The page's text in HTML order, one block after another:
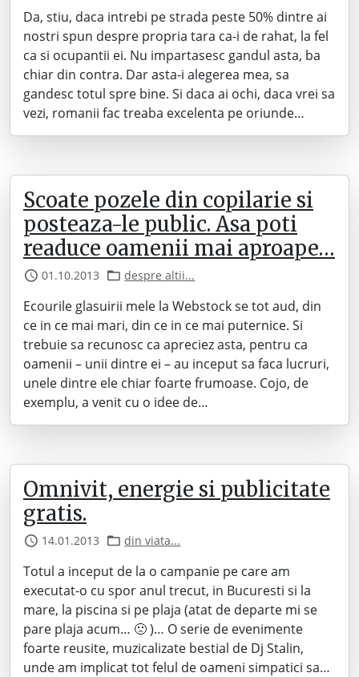
Da, stiu, daca intrebi pe strada peste 50% dintre ai
nostri spun despre propria tara ca-i de rahat, la fel
ca si ocupantii ei. Nu impartasesc gandul asta, ba
chiar din contra. Dar asta-i alegerea mea, sa
gandesc totul spre bine. Si daca ai ochi, daca vrei sa
vezi, romanii fac treaba excelenta pe oriunde…
Scoate pozele din copilarie si
posteaza-le public. Asa poti
readuce oamenii mai aproape…
01.10.2013 despre altii...
Ecourile glasuirii mele la Webstock se tot aud, din
ce in ce mai mari, din ce in ce mai puternice. Si
trebuie sa recunosc ca apreciez asta, pentru ca
oamenii – unii dintre ei – au inceput sa faca lucruri,
unele dintre ele chiar foarte frumoase. Cojo, de
exemplu, a venit cu o idee de…
Omnivit, energie si publicitate
gratis.
14.01.2013 din viata...
Totul a inceput de la o campanie pe care am
executat-o cu spor anul trecut, in Bucuresti si la
mare, la piscina si pe plaja (atat de departe mi se
pare plaja acum… 🙁 )… O serie de evenimente
foarte reusite, muzicalizate bestial de Dj Stalin,
unde am implicat tot felul de oameni simpatici sa…